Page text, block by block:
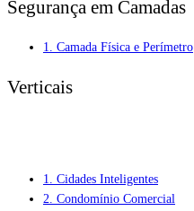
Segurança em Camadas
1. Camada Física e Perímetro
Verticais
1. Cidades Inteligentes
2. Condomínio Comercial